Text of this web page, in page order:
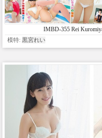
IMBD-355 Rei
模特: 黒宮れい